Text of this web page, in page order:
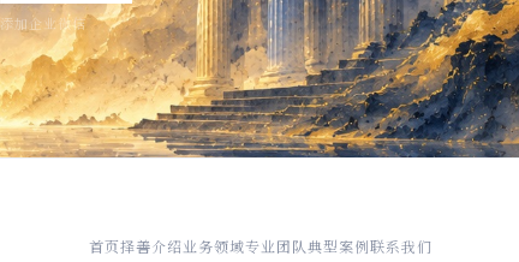
添加企业微信
首页择善介绍业务领域专业团队典型案例联系我们